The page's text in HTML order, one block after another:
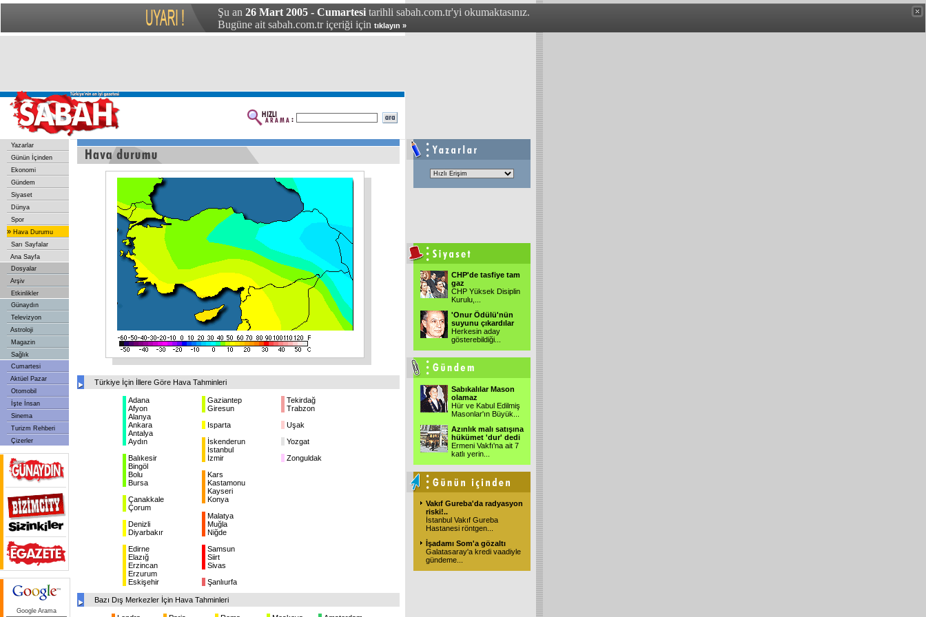
Şu an 26 Mart 2005 - Cumartesi tarihli sabah.com.tr'yi okumaktasınız.
Bugüne ait sabah.com.tr içeriği için tıklayın »
Yazarlar
Günün İçinden
Ekonomi
Gündem
Siyaset
Dünya
Spor
» Hava Durumu
Sarı Sayfalar
Ana Sayfa
Dosyalar
Arşiv
Etkinlikler
Günaydın
Televizyon
Astroloji
Magazin
Sağlık
Cumartesi
Aktüel Pazar
Otomobil
İşte İnsan
Sinema
Turizm Rehberi
Çizerler
Google Arama
Türkiye İçin İllere Göre Hava Tahminleri
Adana Gaziantep
Tekirdağ
Afyon
Giresun
Trabzon
Alanya
Ankara
Isparta
Uşak
Antalya
Aydın
İskenderun
Yozgat
İstanbul
Balıkesir
İzmir
Zonguldak
Bingöl
Bolu
Kars
Bursa
Kastamonu
Kayseri
Çanakkale
Konya
Çorum
Malatya
Denizli
Muğla
Diyarbakır
Niğde
Edirne
Samsun
Elazığ
Siirt
Erzincan
Sivas
Erzurum
Eskişehir
Şanlıurfa
Bazı Dış Merkezler İçin Hava Tahminleri
CHP'de tasfiye tam
gaz
CHP Yüksek Disiplin
Kurulu,...
'Onur Ödülü'nün
suyunu çıkardılar
Herkesin aday
gösterebildiği...
Sabıkalılar Mason
olamaz
Hür ve Kabul Edilmiş
Masonlar'ın Büyük...
Azınlık malı satışına
hükümet 'dur' dedi
Ermeni Vakfı'na ait 7
katlı yerin...
Vakıf Gureba'da radyasyon
riski!..
İstanbul Vakıf Gureba
Hastanesi röntgen...
İşadamı Som'a gözaltı
Galatasaray'a kredi vaadiyle
gündeme...